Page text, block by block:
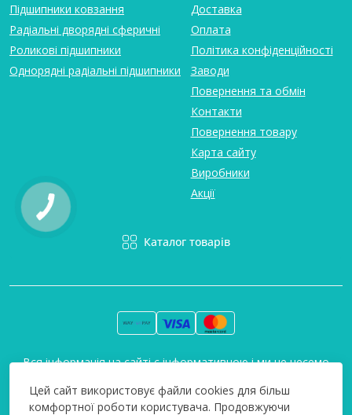
Підшипники ковзання
Радіальні дворядні сферичні
Роликові підшипники
Однорядні радіальні підшипники
Доставка
Оплата
Політика конфіденційності
Заводи
Повернення та обмін
Контакти
Повернення товару
Карта сайту
Виробники
Акції
Каталог товарів
Вся інформація на сайті є інформативною і ми не несемо
2026
Цей сайт використовує файли cookies для більш
комфортної роботи користувача. Продовжуючи